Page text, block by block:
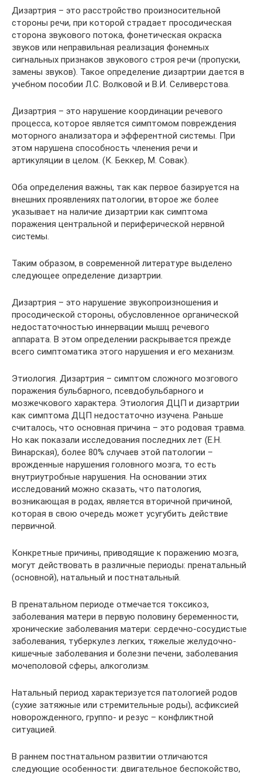
Дизартрия – это расстройство произносительной
стороны речи, при которой страдает просодическая
сторона звукового потока, фонетическая окраска
звуков или неправильная реализация фонемных
сигнальных признаков звукового строя речи (пропуски,
замены звуков). Такое определение дизартрии дается в
учебном пособии Л.С. Волковой и В.И. Селиверстова.
Дизартрия – это нарушение координации речевого
процесса, которое является симптомом повреждения
моторного анализатора и эфферентной системы. При
этом нарушена способность членения речи и
артикуляции в целом. (К. Беккер, М. Совак).
Оба определения важны, так как первое базируется на
внешних проявлениях патологии, второе же более
указывает на наличие дизартрии как симптома
поражения центральной и периферической нервной
системы.
Таким образом, в современной литературе выделено
следующее определение дизартрии.
Дизартрия – это нарушение звукопроизношения и
просодической стороны, обусловленное органической
недостаточностью иннервации мышц речевого
аппарата. В этом определении раскрывается прежде
всего симптоматика этого нарушения и его механизм.
Этиология. Дизартрия – симптом сложного мозгового
поражения бульбарного, псевдобульбарного и
мозжечкового характера. Этиология ДЦП и дизартрии
как симптома ДЦП недостаточно изучена. Раньше
считалось, что основная причина – это родовая травма.
Но как показали исследования последних лет (Е.Н.
Винарская), более 80% случаев этой патологии –
врожденные нарушения головного мозга, то есть
внутриутробные нарушения. На основании этих
исследований можно сказать, что патология,
возникающая в родах, является вторичной причиной,
которая в свою очередь может усугубить действие
первичной.
Конкретные причины, приводящие к поражению мозга,
могут действовать в различные периоды: пренатальный
(основной), натальный и постнатальный.
В пренатальном периоде отмечается токсикоз,
заболевания матери в первую половину беременности,
хронические заболевания матери: сердечно-сосудистые
заболевания, туберкулез легких, тяжелые желудочно-
кишечные заболевания и болезни печени, заболевания
мочеполовой сферы, алкоголизм.
Натальный период характеризуется патологией родов
(сухие затяжные или стремительные роды), асфиксией
новорожденного, группо- и резус – конфликтной
ситуацией.
В раннем постнатальном развитии отличаются
следующие особенности: двигательное беспокойство,